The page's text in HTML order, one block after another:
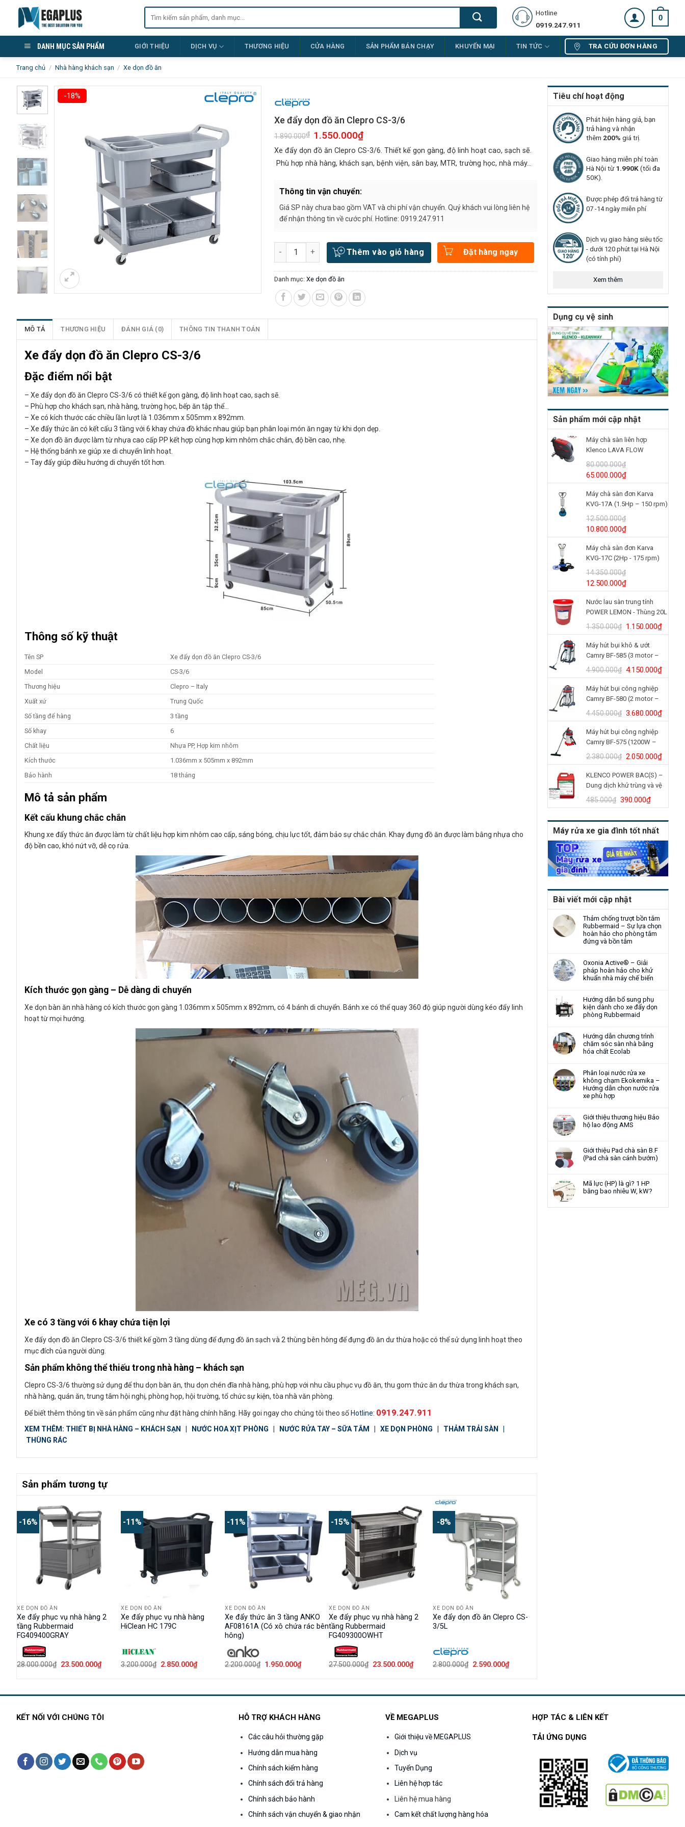
content
Tìm
Hotline
0919.247.911
0
DANH MỤC SẢN PHẨM GIỚI THIỆU DỊCH VỤ THƯƠNG HIỆU CỬA HÀNG SẢN PHẨM BÁN CHẠY KHUYẾN MẠI TIN TỨC TRA CỨU ĐƠN HÀNG
Trang chủ / Nhà hàng khách sạn / Xe dọn đồ ăn
Tiêu chí hoạt động
Phát hiện hàng giả, bạn
trả hàng và nhận
thêm 200% giá trị.
Giao hàng miễn phí toàn
Hà Nội từ1.990K(tối đa
50K).
Được phép đổi trả hàng từ
07 -14 ngày miễn phí
Dịch vụ giao hàng siêu tốc
- dưới 120 phút tại Hà Nội
(có tính phí)
Xem thêm
Dụng cụ vệ sinh
Sản phẩm mới cập nhật
Máy chà sàn liên hợp
Klenco LAVA FLOW
(24V/125Ah)
80.000.000₫
Giá
gốc
là:
80.000.000₫.
65.000.000₫Giá
hiện
tại
là:
Máy chà sàn đơn Karva
KVG-17A (1.5Hp – 150 rpm)
12.500.000₫
Giá
gốc
là:
12.500.000₫.
10.800.000₫Giá
hiện
tại
là:
Máy chà sàn đơn Karva
KVG-17C (2Hp - 175 rpm)
14.350.000₫
Giá
gốc
là:
14.350.000₫.
12.500.000₫Giá
hiện
tại
là:
12.500.000₫.
Nước lau sàn trung tính
POWER LEMON - Thùng 20L
1.350.000₫ Giá
gốc
là:
1.350.000₫.
1.150.000₫Giá
hiện
Máy hút bụi khô & ướt
Camry BF-585 (3 motor –
80L)
4.900.000₫ Giá
gốc
là:
4.900.000₫.
4.150.000₫Giá
hiện
Máy hút bụi công nghiệp
Camry BF-580 (2 motor –
70L)
4.450.000₫ Giá
gốc
là:
4.450.000₫.
3.680.000₫Giá
hiện
Máy hút bụi công nghiệp
Camry BF-575 (1200W –
30L)
2.380.000₫ Giá
gốc
là:
2.380.000₫.
2.050.000₫Giá
hiện
tại
là:
KLENCO POWER BAC(S) –
Dung dịch khử trùng và vệ
sinh bồn cầu (Can 5L)
485.000₫ Giá
gốc
là:
485.000₫.
390.000₫Giá
hiện
tại
là:
Máy rửa xe gia đình tốt nhất
Bài viết mới cập nhật
Thảm chống trượt bồn tắm
Rubbermaid – Sự lựa chọn
hoàn hảo cho phòng tắm
đứng và bồn tắm
Oxonia Active® – Giải
pháp hoàn hảo cho khử
khuẩn nhà máy chế biến
Hướng dẫn bổ sung phụ
kiện dành cho xe đẩy dọn
phòng Rubbermaid
Hướng dẫn chương trình
chăm sóc sàn nhà bằng
hóa chất Ecolab
Phân loại nước rửa xe
không chạm Ekokemika –
Hướng dẫn chọn nước rửa
xe phù hợp
Giới thiệu thương hiệu Bảo
hộ lao động AMS
Giới thiệu Pad chà sàn B.F
(Pad chà sàn cánh bướm)
Mã lực (HP) là gì? 1 HP
bằng bao nhiêu W, kW?
-18%
Xe đẩy dọn đồ ăn Clepro CS-3/6
1.890.000₫ Giá
gốc
là:
1.890.000₫.
1.550.000₫Giá
tại
là:
1.550.000₫.
Xe đẩy dọn đồ ăn Clepro CS-3/6. Thiết kế gọn gàng, độ linh hoạt cao, sạch sẽ.
Phù hợp nhà hàng, khách sạn, bệnh viện, sân bay, MTR, trường học, nhà máy…
Thông tin vận chuyển:
Giá SP này chưa bao gồm VAT và chi phí vận chuyển. Quý khách vui lòng liên hệ
để nhận thông tin về cước phí. Hotline: 0919.247.911
Số lượng Thêm vào giỏ hàng Đặt hàng ngay
Danh mục: Xe dọn đồ ăn
MÔ TẢ THƯƠNG HIỆU ĐÁNH GIÁ (0) THÔNG TIN THANH TOÁN
Xe đẩy dọn đồ ăn Clepro CS-3/6
Đặc điểm nổi bật
– Xe đẩy dọn đồ ăn Clepro CS-3/6 có thiết kế gọn gàng, độ linh hoạt cao, sạch sẽ.
– Phù hợp cho khách sạn, nhà hàng, trường học, bếp ăn tập thể…
– Xe có kích thước các chiều lần lượt là 1.036mm x 505mm x 892mm.
– Xe đẩy thức ăn có kết cấu 3 tầng với 6 khay chứa đồ khác nhau giúp bạn phân loại món ăn ngay từ khi dọn dẹp.
– Xe dọn đồ ăn được làm từ nhựa cao cấp PP kết hợp cùng hợp kim nhôm chắc chắn, độ bền cao, nhẹ.
– Hệ thống bánh xe giúp xe di chuyển linh hoạt.
– Tay đẩy giúp điều hướng di chuyển tốt hơn.
Thông số kỹ thuật
Tên SP
Xe đẩy dọn đồ ăn Clepro CS-3/6
Model
CS-3/6
Thương hiệu
Clepro – Italy
Xuất xứ
Trung Quốc
Số tầng để hàng
3 tầng
Số khay
6
Chất liệu
Nhựa PP, Hợp kim nhôm
Kích thước
1.036mm x 505mm x 892mm
Bảo hành
18 tháng
Mô tả sản phẩm
Kết cấu khung chắc chắn
Khung xe đẩy thức ăn được làm từ chất liệu hợp kim nhôm cao cấp, sáng bóng, chịu lực tốt, đảm bảo sự chắc chắn. Khay đựng đồ ăn được làm bằng nhựa cho
độ bền cao, khó nứt vỡ, dễ cọ rửa.
Kích thước gọn gàng – Dễ dàng di chuyển
Xe dọn bàn ăn nhà hàng có kích thước gọn gàng 1.036mm x 505mm x 892mm, có 4 bánh di chuyển. Bánh xe có thể quay 360 độ giúp người dùng kéo đẩy linh
hoạt từ mọi hướng.
Xe có 3 tầng với 6 khay chứa tiện lợi
Xe đẩy dọn đồ ăn Clepro CS-3/6 thiết kế gồm 3 tầng dùng để đựng đồ ăn sạch và 2 thùng bên hông để đựng đồ ăn dư thừa hoặc có thể sử dụng linh hoạt theo
mục đích của người dùng.
Sản phẩm không thể thiếu trong nhà hàng – khách sạn
Clepro CS-3/6 thường sử dụng để thu dọn bàn ăn, thu dọn chén đĩa nhà hàng, phù hợp với nhu cầu phục vụ đồ ăn, thu gom thức ăn dư thừa trong khách sạn,
nhà hàng, quán ăn, trung tâm hội nghị, phòng họp, hội trường, tổ chức sự kiện, tòa nhà văn phòng.
Để biết thêm thông tin về sản phẩm cũng như đặt hàng chính hãng. Hãy goi ngay cho chúng tôi theo số Hotline: 0919.247.911
XEM THÊM: THIẾT BỊ NHÀ HÀNG – KHÁCH SẠN NƯỚC HOA XỊT PHÒNG NƯỚC RỬA TAY – SỮA TẮM XE DỌN PHÒNG THẢM TRẢI SÀN
THÙNG RÁC
Sản phẩm tương tự
-16%
XE DỌN ĐỒ ĂN
Xe đẩy phục vụ nhà hàng 2
tầng Rubbermaid
FG409400GRAY
28.000.000₫ Giá
23.500.000₫Giá
hiện
23.500.000₫.
-11%
XE DỌN ĐỒ ĂN
Xe đẩy phục vụ nhà hàng
HiClean HC 179C
3.200.000₫ Giá
2.850.000₫Giá
hiện
2.850.000₫.
-11%
XE DỌN ĐỒ ĂN
Xe đẩy thức ăn 3 tầng ANKO
AF08161A (Có xô chứa rác bên
hông)
2.200.000₫ Giá
1.950.000₫Giá
hiện
1.950.000₫.
-15%
XE DỌN ĐỒ ĂN
Xe đẩy phục vụ nhà hàng 2
tầng Rubbermaid
FG409300OWHT
27.500.000₫ Giá
23.500.000₫Giá
hiện
23.500.000₫.
-8%
XE DỌN ĐỒ ĂN
Xe đẩy dọn đồ ăn Clepro CS-
3/5L
2.800.000₫ Giá
2.590.000₫Giá
hiện
2.590.000₫.
KẾT NỐI VỚI CHÚNG TÔI HỖ TRỢ KHÁCH HÀNG
Các câu hỏi thường gặp
Hướng dẫn mua hàng
Chính sách kiểm hàng
Chính sách đổi trả hàng
Chính sách bảo hành
Chính sách vận chuyển & giao nhận
VỀ MEGAPLUS
Giới thiệu về MEGAPLUS
Dịch vụ
Tuyển Dụng
Liên hệ hợp tác
Liên hệ mua hàng
Cam kết chất lượng hàng hóa
HỢP TÁC & LIÊN KẾT
TẢI ỨNG DỤNG